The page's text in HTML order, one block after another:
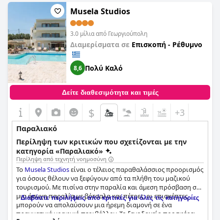
Musela Studios
3.0 μίλια από Γεωργιούπολη
Διαμερίσματα σε Επισκοπή - Ρέθυμνο
8,6 Πολύ Καλό
Δείτε διαθεσιμότητα και τιμές
$ +3
Παραλιακό
Περίληψη των κριτικών που σχετίζονται με την
κατηγορία «Παραλιακό»
Περίληψη από τεχνητή νοημοσύνη
Το Musela Studiosείναι ο τέλειος παραθαλάσσιος προορισμός
για όσους θέλουν να ξεφύγουν από τα πλήθη του μαζικού
τουρισμού. Με πισίνα στην παραλία και άμεση πρόσβαση σε
μια ήσυχη παραλία με βότσαλα και πέτρες, οι επισκέπτες
μπορούν να απολαύσουν μια ήρεμη διαμονή σε ένα
πραγματικά γραφικό περιβάλλον. Το ξενοδοχείο προσφέρει
Διαβάστε περιλήψεις από κριτικές για όλες τις κατηγορίες